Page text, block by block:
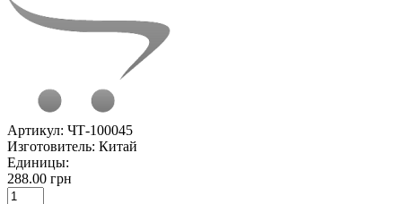
Артикул: ЧТ-100045
Изготовитель: Китай
Единицы:
288.00 грн